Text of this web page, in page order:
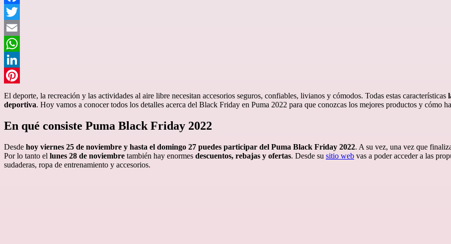
Facebook
Twitter
Email
WhatsApp
LinkedIn
Pinterest
El deporte, la recreación y las actividades al aire libre necesitan accesorios seguros, confiables, livianos y cómodos. Todas estas características
deportiva. Hoy vamos a conocer todos los detalles acerca del Black Friday en Puma 2022 para que conozcas los mejores productos y cómo
En qué consiste Puma Black Friday 2022
Desde hoy viernes 25 de noviembre y hasta el domingo 27 puedes participar del Puma Black Friday 2022. A su vez, una vez que
Por lo tanto el lunes 28 de noviembre también hay enormes descuentos, rebajas y ofertas. Desde su sitio web vas a poder acceder a las
sudaderas, ropa de entrenamiento y accesorios.